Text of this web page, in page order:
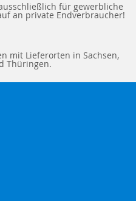
für gewerbliche
an private Endverbraucher!
mit Lieferorten in Sachsen,
Thüringen.